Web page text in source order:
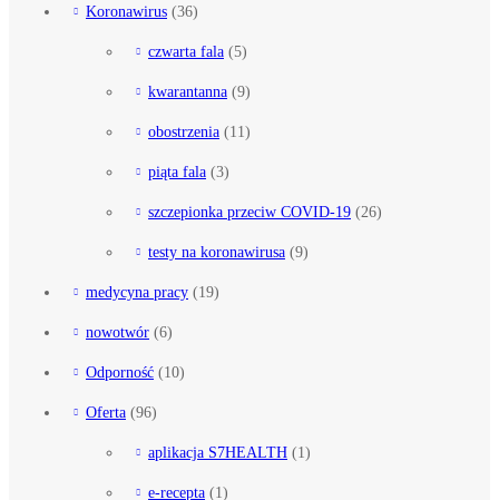
Koronawirus (36)
czwarta fala (5)
kwarantanna (9)
obostrzenia (11)
piąta fala (3)
szczepionka przeciw COVID-19 (26)
testy na koronawirusa (9)
medycyna pracy (19)
nowotwór (6)
Odporność (10)
Oferta (96)
aplikacja S7HEALTH (1)
e-recepta (1)